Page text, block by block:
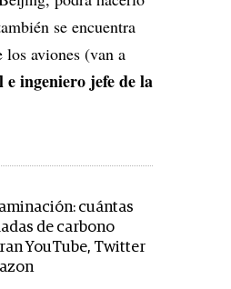
se encuentra
aviones (van a
ingeniero jefe de la
cuántas
de carbono
YouTube, Twitter